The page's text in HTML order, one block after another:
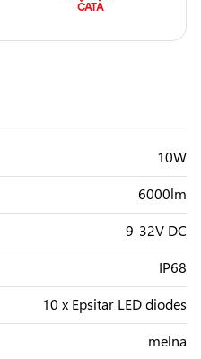
ČATĀ
10W
6000lm
9-32V DC
IP68
10 x Epsitar LED diodes
melna